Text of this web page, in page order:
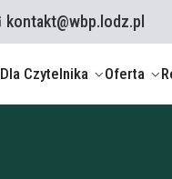
kontakt@wbp.lodz.pl
Dla Czytelnika Oferta